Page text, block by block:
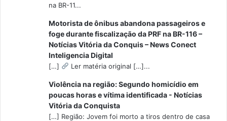
na BR-11...
Motorista de ônibus abandona passageiros e
foge durante fiscalização da PRF na BR-116 –
Notícias Vitória da Conquis – News Conect
Inteligencia Digital
[…] Ler matéria original […]...
Violência na região: Segundo homicídio em
poucas horas e vítima identificada - Notícias
Vitória da Conquista
[…] Região: Jovem foi morto a tiros dentro de casa